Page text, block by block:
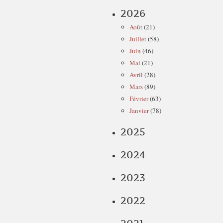
2026
Août(21)
Juillet(58)
Juin (46)
Mai (21)
Avril (28)
Mars(89)
Février(63)
Janvier(78)
2025
2024
2023
2022